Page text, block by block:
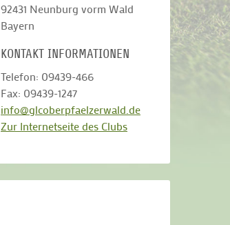
92431 Neunburg vorm Wald
Bayern
KONTAKT INFORMATIONEN
Telefon: 09439-466
Fax: 09439-1247
info@glcoberpfaelzerwald.de
Zur Internetseite des Clubs